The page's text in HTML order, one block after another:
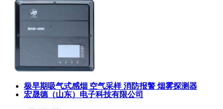
极早期吸气式感烟 空气采样 消防报警 烟雾探测器
宏晟德（山东）电子科技有限公司